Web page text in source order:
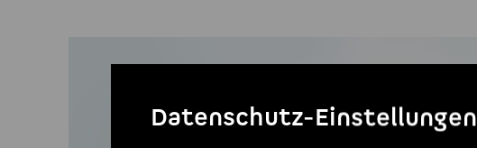
Datenschutz-Einstellungen